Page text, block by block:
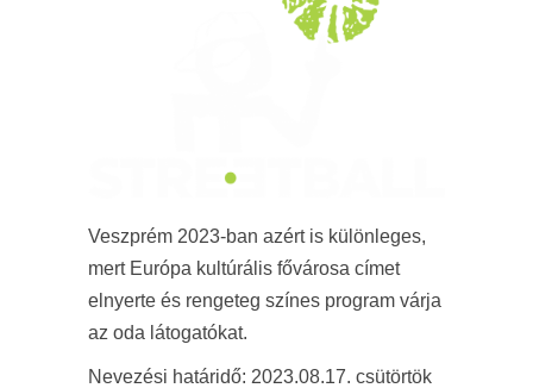
Veszprém 2023-ban azért is különleges,
mert Európa kultúrális fővárosa címet
elnyerte és rengeteg színes program várja
az oda látogatókat.
Nevezési határidő: 2023.08.17. csütörtök